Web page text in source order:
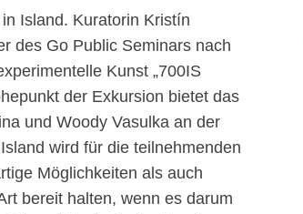
Island. Kuratorin Kristín
des Go Public Seminars nach
Kunst „700IS
der Exkursion bietet das
und Woody Vasulka an der
wird für die teilnehmenden
Möglichkeiten als auch
bereit halten, wenn es darum